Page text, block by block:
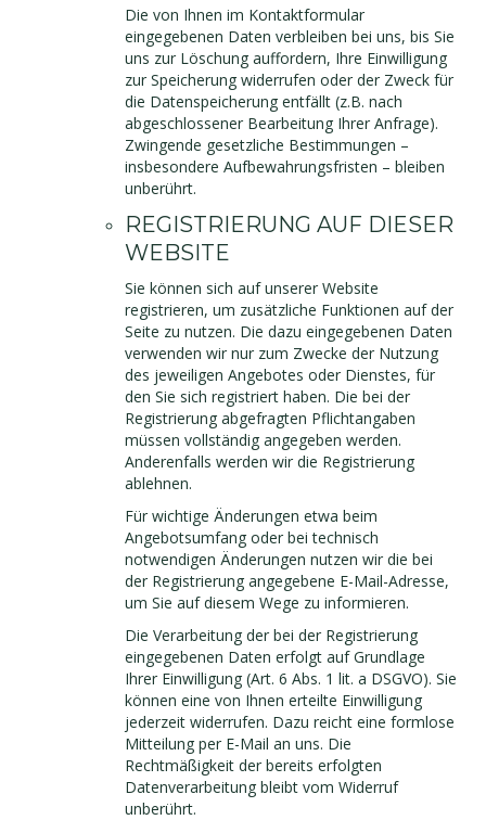
Die von Ihnen im Kontaktformular
eingegebenen Daten verbleiben bei uns, bis Sie
uns zur Löschung auffordern, Ihre Einwilligung
zur Speicherung widerrufen oder der Zweck für
die Datenspeicherung entfällt (z.B. nach
abgeschlossener Bearbeitung Ihrer Anfrage).
Zwingende gesetzliche Bestimmungen –
insbesondere Aufbewahrungsfristen – bleiben
unberührt.
REGISTRIERUNG AUF DIESER
WEBSITE
Sie können sich auf unserer Website
registrieren, um zusätzliche Funktionen auf der
Seite zu nutzen. Die dazu eingegebenen Daten
verwenden wir nur zum Zwecke der Nutzung
des jeweiligen Angebotes oder Dienstes, für
den Sie sich registriert haben. Die bei der
Registrierung abgefragten Pflichtangaben
müssen vollständig angegeben werden.
Anderenfalls werden wir die Registrierung
ablehnen.
Für wichtige Änderungen etwa beim
Angebotsumfang oder bei technisch
notwendigen Änderungen nutzen wir die bei
der Registrierung angegebene E-Mail-Adresse,
um Sie auf diesem Wege zu informieren.
Die Verarbeitung der bei der Registrierung
eingegebenen Daten erfolgt auf Grundlage
Ihrer Einwilligung (Art. 6 Abs. 1 lit. a DSGVO). Sie
können eine von Ihnen erteilte Einwilligung
jederzeit widerrufen. Dazu reicht eine formlose
Mitteilung per E-Mail an uns. Die
Rechtmäßigkeit der bereits erfolgten
Datenverarbeitung bleibt vom Widerruf
unberührt.